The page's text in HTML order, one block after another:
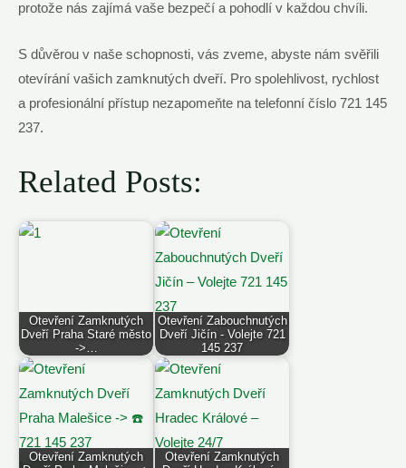
protože nás zajímá vaše⁤ bezpečí⁤ a‍ pohodlí v každou chvíli.
S důvěrou v⁤ naše schopnosti,‌ vás zveme,‌ abyste nám svěřili
‌otevírání vašich zamknutých dveří. Pro⁤ spolehlivost, rychlost
a profesionální přístup nezapomeňte⁢ na ⁤telefonní číslo 721 145
237.‍
Related Posts:
Otevření Zamknutých
Dveří Praha Staré město
->…
Otevření Zabouchnutých
Dveří Jičín - Volejte 721
145 237
Otevření Zamknutých
Otevření Zamknutých